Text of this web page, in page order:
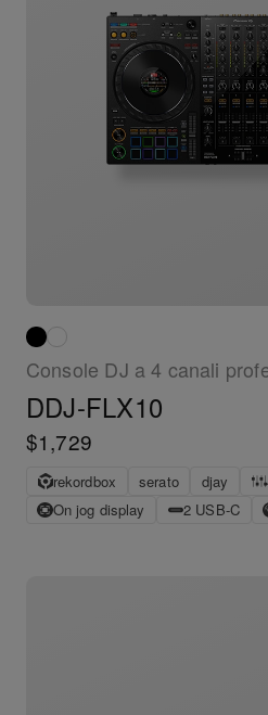
Console DJ a 4 canali
DDJ-FLX10
$1,729
rekordbox serato djay
On jog display
2 USB-C